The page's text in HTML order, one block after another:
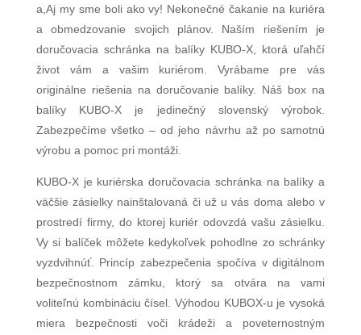
a,Aj my sme boli ako vy! Nekonečné čakanie na kuriéra
a obmedzovanie svojich plánov. Naším riešením je
doručovacia schránka na balíky KUBO-X, ktorá uľahčí
život vám a vašim kuriérom. Vyrábame pre vás
originálne riešenia na doručovanie balíky. Náš box na
balíky KUBO-X je jedinečný slovenský výrobok.
Zabezpečíme všetko – od jeho návrhu až po samotnú
výrobu a pomoc pri montáži.
KUBO-X je kuriérska doručovacia schránka na balíky a
väčšie zásielky nainštalovaná či už u vás doma alebo v
prostredí firmy, do ktorej kuriér odovzdá vašu zásielku.
Vy si balíček môžete kedykoľvek pohodlne zo schránky
vyzdvihnúť. Princíp zabezpečenia spočíva v digitálnom
bezpečnostnom zámku, ktorý sa otvára na vami
voliteľnú kombináciu čísel. Výhodou KUBOX-u je vysoká
miera bezpečnosti voči krádeži a poveternostným